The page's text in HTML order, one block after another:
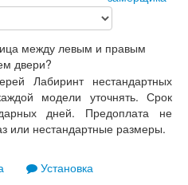
Антик медный
Шагрень
Про
Плюс
между левым и правым
двери?
Лабиринт нестандартных
модели уточнять. Срок
дней. Предоплата не
или нестандартные размеры.
Установка